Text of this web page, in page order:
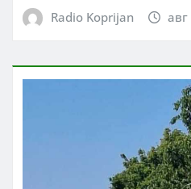
Dobrovoljno
u utorak 11. avgusta